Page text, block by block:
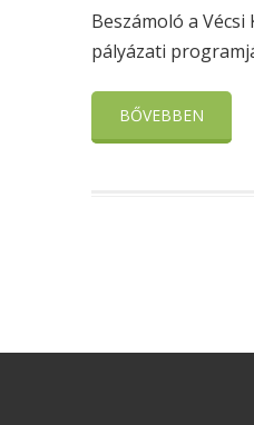
Beszámoló a
pályázati
BŐVEBBEN